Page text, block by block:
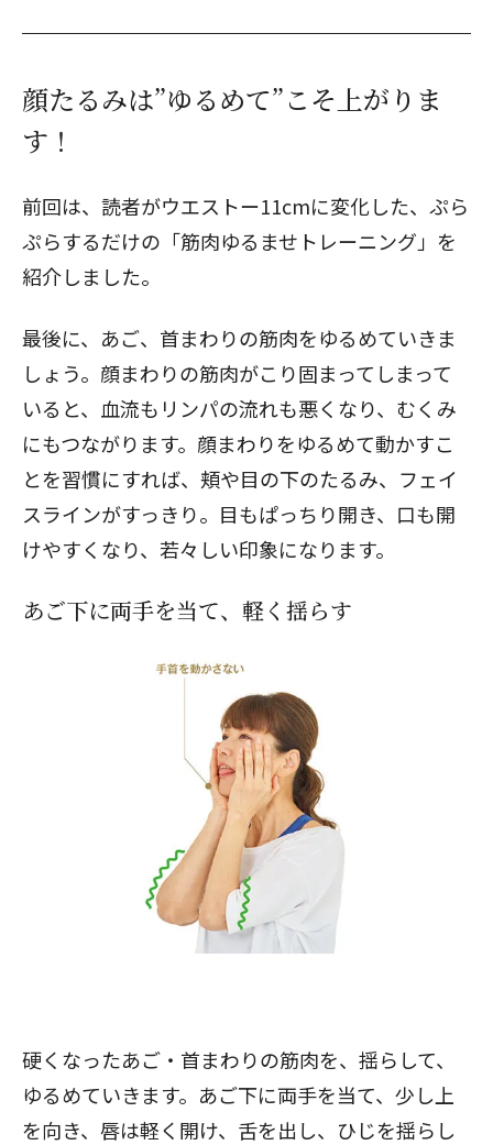
顔たるみは”ゆるめて”こそ上がりま
す！
前回は、読者がウエストー11cmに変化した、ぷら
ぷらするだけの「筋肉ゆるませトレーニング」を
紹介しました。
最後に、あご、首まわりの筋肉をゆるめていきま
しょう。顔まわりの筋肉がこり固まってしまって
いると、血流もリンパの流れも悪くなり、むくみ
にもつながります。顔まわりをゆるめて動かすこ
とを習慣にすれば、頬や目の下のたるみ、フェイ
スラインがすっきり。目もぱっちり開き、口も開
けやすくなり、若々しい印象になります。
あご下に両手を当て、軽く揺らす
硬くなったあご・首まわりの筋肉を、揺らして、
ゆるめていきます。あご下に両手を当て、少し上
を向き、唇は軽く開け、舌を出し、ひじを揺らし